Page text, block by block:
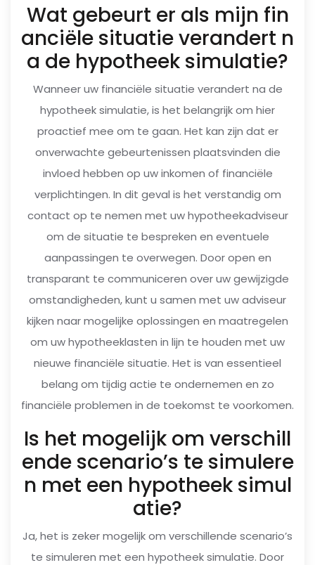
Wat gebeurt er als mijn fin
anciële situatie verandert n
a de hypotheek simulatie?
Wanneer uw financiële situatie verandert na de
hypotheek simulatie, is het belangrijk om hier
proactief mee om te gaan. Het kan zijn dat er
onverwachte gebeurtenissen plaatsvinden die
invloed hebben op uw inkomen of financiële
verplichtingen. In dit geval is het verstandig om
contact op te nemen met uw hypotheekadviseur
om de situatie te bespreken en eventuele
aanpassingen te overwegen. Door open en
transparant te communiceren over uw gewijzigde
omstandigheden, kunt u samen met uw adviseur
kijken naar mogelijke oplossingen en maatregelen
om uw hypotheeklasten in lijn te houden met uw
nieuwe financiële situatie. Het is van essentieel
belang om tijdig actie te ondernemen en zo
financiële problemen in de toekomst te voorkomen.
Is het mogelijk om verschill
ende scenario’s te simulere
n met een hypotheek simul
atie?
Ja, het is zeker mogelijk om verschillende scenario’s
te simuleren met een hypotheek simulatie. Door